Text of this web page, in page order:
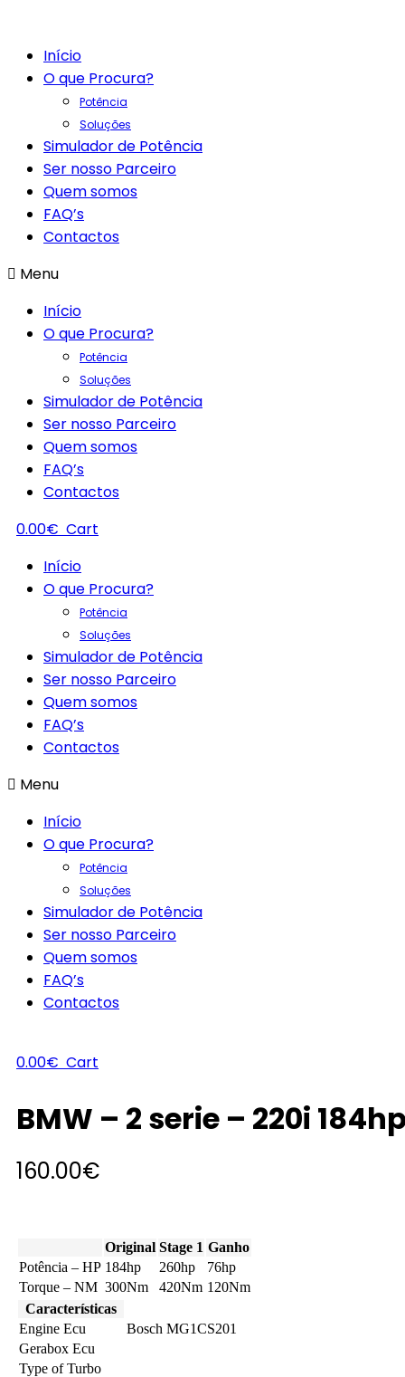
Início
O que Procura?
Potência
Soluções
Simulador de Potência
Ser nosso Parceiro
Quem somos
FAQ’s
Contactos
Menu
Início
O que Procura?
Potência
Soluções
Simulador de Potência
Ser nosso Parceiro
Quem somos
FAQ’s
Contactos
0.00€ Cart
Início
O que Procura?
Potência
Soluções
Simulador de Potência
Ser nosso Parceiro
Quem somos
FAQ’s
Contactos
Menu
Início
O que Procura?
Potência
Soluções
Simulador de Potência
Ser nosso Parceiro
Quem somos
FAQ’s
Contactos
0.00€ Cart
BMW – 2 serie – 220i
160.00€
Original Stage 1 Ganho
Potência – HP 184hp 260hp
76hp
Torque – NM 300Nm 420Nm 120Nm
Características
Engine Ecu
Bosch MG1CS201
Gerabox Ecu
Type of Turbo